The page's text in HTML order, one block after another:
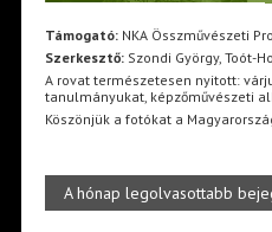
Támogató:NKA Összművészeti
Szerkesztő:Szondi György, Toót-
A rovat természetesen nyitott:
tanulmányukat, képzőművészeti
Köszönjük a fotókat a
A hónap legolvasottabb